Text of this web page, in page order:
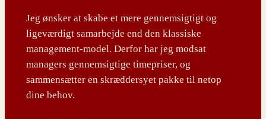
Jeg ønsker at skabe et mere gennemsigtigt og
ligeværdigt samarbejde end den klassiske
management-model. Derfor har jeg modsat
managers gennemsigtige timepriser, og
sammensætter en skræddersyet pakke til netop
dine behov.